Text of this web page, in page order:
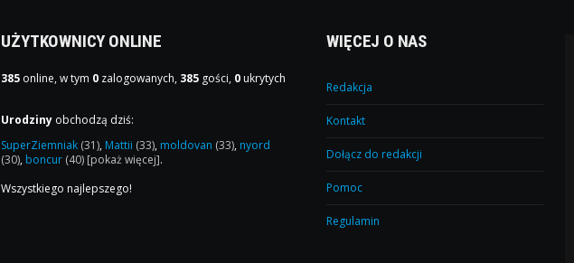
UŻYTKOWNICY ONLINE
385 online, w tym 0 zalogowanych, 385 gości, 0 ukrytych
Urodziny obchodzą dziś:
SuperZiemniak (31), Mattii (33), moldovan (33), nyord
(30), boncur (40) [pokaż więcej].
Wszystkiego najlepszego!
WIĘCEJ O NAS
Redakcja
Kontakt
Dołącz do redakcji
Pomoc
Regulamin